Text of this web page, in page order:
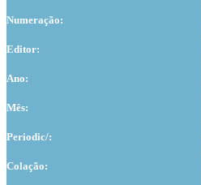
Numeração:
Editor:
Ano:
Mês:
Periodic/:
Colação: